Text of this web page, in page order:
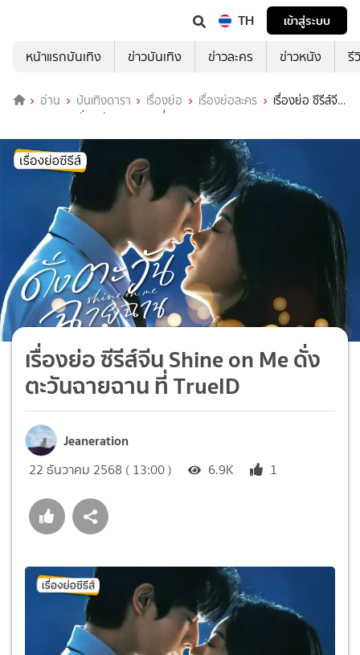
TH
เข้าสู่ระบบ
หน้าแรกบันเทิง
ข่าวบันเทิง ข่าวละคร ข่าวหนัง รี
อ่าน บันเทิงดารา เรื่องย่อ เรื่องย่อละคร
เรื่องย่อ ซีรีส์จีน
Shine on Me ดั่งตะวันฉายฉาน ที่ TrueID
เรื่องย่อ ซีรีส์จีน Shine on Me ดั่ง
ตะวันฉายฉาน ที่ TrueID
Jeaneration
22 ธันวาคม 2568 ( 13:00 ) 6.9K 1